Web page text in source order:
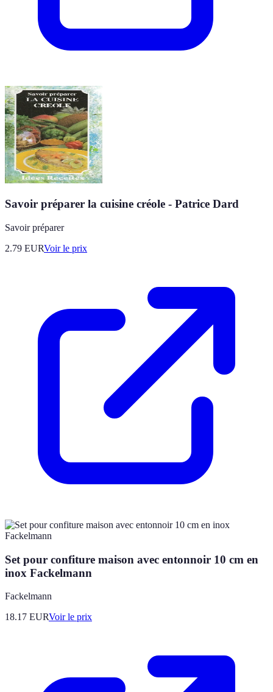
Savoir préparer la cuisine créole - Patrice Dard
Savoir préparer
2.79 EURVoir le prix
Set pour confiture maison avec entonnoir 10 cm en
inox Fackelmann
Fackelmann
18.17 EURVoir le prix